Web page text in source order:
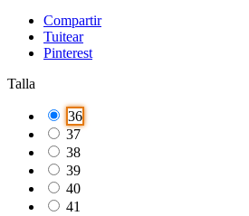
Compartir
Tuitear
Pinterest
Talla
36
37
38
39
40
41